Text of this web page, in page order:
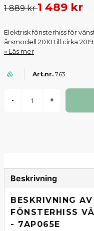
1 889 kr1 489 kr
Elektrisk fönsterhiss för
årsmodell 2010 till cirka 2019.
Läs mer
763
- +
Beskrivning
BESKRIVNING
FÖNSTERHISS
- 7AP065E